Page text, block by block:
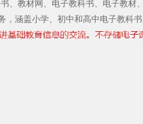
、教材网、电子教科书、电子教材
，涵盖小学、初中和高中电子教科